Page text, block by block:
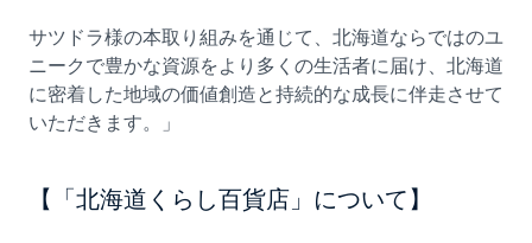
サツドラ様の本取り組みを通じて、北海道ならではのユ
ニークで豊かな資源をより多くの生活者に届け、北海道
に密着した地域の価値創造と持続的な成長に伴走させて
いただきます。」
【「北海道くらし百貨店」について】